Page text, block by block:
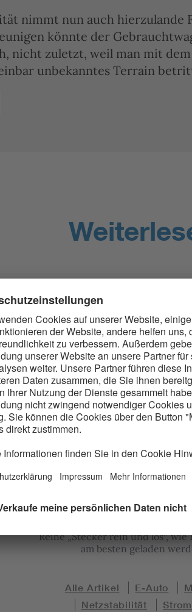
nimmt nun auch hierzulande
könnte der
nicht zuletzt, weil man mit
unbekanntes Terrain
WISSENSCLIP
Warum
bei E-Autos
Reihe „Stecker rein und los“, wie
am besten geladen
Alle Artikel E-Auto
Netzstabilität